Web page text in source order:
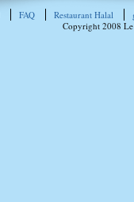
FAQ Restaurant Halal
Copyright 2008